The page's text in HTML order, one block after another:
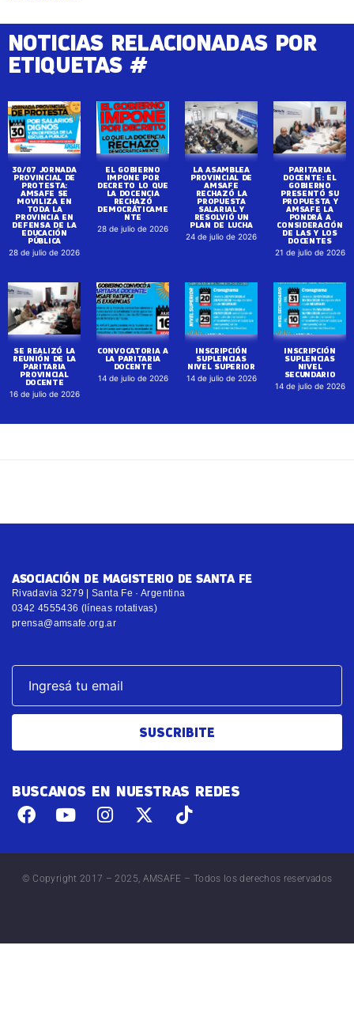
NOTICIAS RELACIONADAS POR
ETIQUETAS #
30/07 JORNADA
PROVINCIAL DE
PROTESTA:
AMSAFE SE
MOVILIZA EN
TODA LA
PROVINCIA EN
DEFENSA DE LA
EDUCACIÓN
PÚBLICA
28 de julio de 2026
EL GOBIERNO
IMPONE POR
DECRETO LO QUE
LA DOCENCIA
RECHAZÓ
DEMOCRÁTICAME
NTE
28 de julio de 2026
LA ASAMBLEA
PROVINCIAL DE
AMSAFE
RECHAZÓ LA
PROPUESTA
SALARIAL Y
RESOLVIÓ UN
PLAN DE LUCHA
24 de julio de 2026
PARITARIA
DOCENTE: EL
GOBIERNO
PRESENTÓ SU
PROPUESTA Y
AMSAFE LA
PONDRÁ A
CONSIDERACIÓN
DE LAS Y LOS
DOCENTES
21 de julio de 2026
SE REALIZÓ LA
REUNIÓN DE LA
PARITARIA
PROVINCIAL
DOCENTE
16 de julio de 2026
CONVOCATORIA A
LA PARITARIA
DOCENTE
14 de julio de 2026
INSCRIPCIÓN
SUPLENCIAS
NIVEL SUPERIOR
14 de julio de 2026
INSCRIPCIÓN
SUPLENCIAS
NIVEL
SECUNDARIO
14 de julio de 2026
ASOCIACIÓN DE MAGISTERIO DE SANTA FE
Rivadavia 3279 | Santa Fe · Argentina
0342 4555436 (líneas rotativas)
prensa@amsafe.org.ar
SUSCRIBITE
BUSCANOS EN NUESTRAS REDES
© Copyright 2017 – 2025, AMSAFE – Todos los derechos reservados